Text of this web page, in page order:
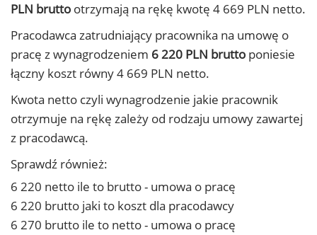
PLN brutto otrzymają na rękę kwotę 4 669 PLN netto.
Pracodawca zatrudniający pracownika na umowę o
pracę z wynagrodzeniem 6 220 PLN brutto poniesie
łączny koszt równy 4 669 PLN netto.
Kwota netto czyli wynagrodzenie jakie pracownik
otrzymuje na rękę zależy od rodzaju umowy zawartej
z pracodawcą.
Sprawdź również:
6 220 netto ile to brutto - umowa o pracę
6 220 brutto jaki to koszt dla pracodawcy
6 270 brutto ile to netto - umowa o pracę